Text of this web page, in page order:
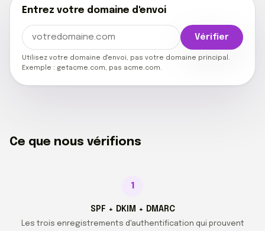
Entrez votre domaine d'envoi
Vérifier
Utilisez votre domaine d'envoi, pas votre domaine principal.
Exemple : getacme.com, pas acme.com.
Ce que nous vérifions
1
SPF + DKIM + DMARC
Les trois enregistrements d'authentification qui prouvent